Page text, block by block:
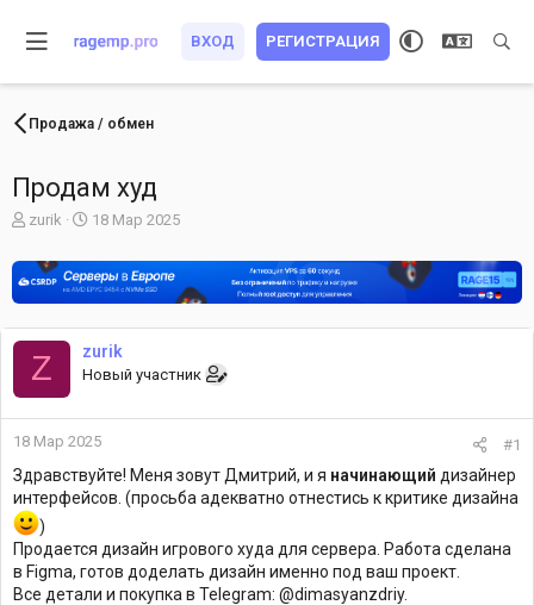
ВХОД РЕГИСТРАЦИЯ
Продажа / обмен
Продам худ
А
т
о
р
т
м
zurik
Д
т
а
н
а
ч
а
18 Мар 2025
Z zurik
Новый участник
18 Мар 2025 #1
Здравствуйте! Меня зовут Дмитрий, и я начинающий дизайнер
интерфейсов. (просьба адекватно отнестись к критике дизайна
)
Продается дизайн игрового худа для сервера. Работа сделана
в Figma, готов доделать дизайн именно под ваш проект.
Все детали и покупка в Telegram: @dimasyanzdriy.